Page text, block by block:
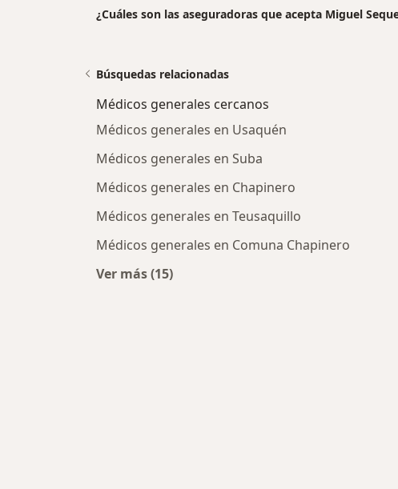
¿Cuáles son las aseguradoras que acepta Miguel
Búsquedas relacionadas
Médicos generales cercanos
Médicos generales en Usaquén
Médicos generales en Suba
Médicos generales en Chapinero
Médicos generales en Teusaquillo
Médicos generales en Comuna Chapinero
Ver más (15)